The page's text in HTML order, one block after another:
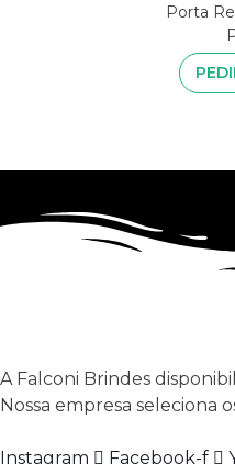
Porta
A Falconi Brindes
Nossa empresa seleciona
Instagram Facebook-f